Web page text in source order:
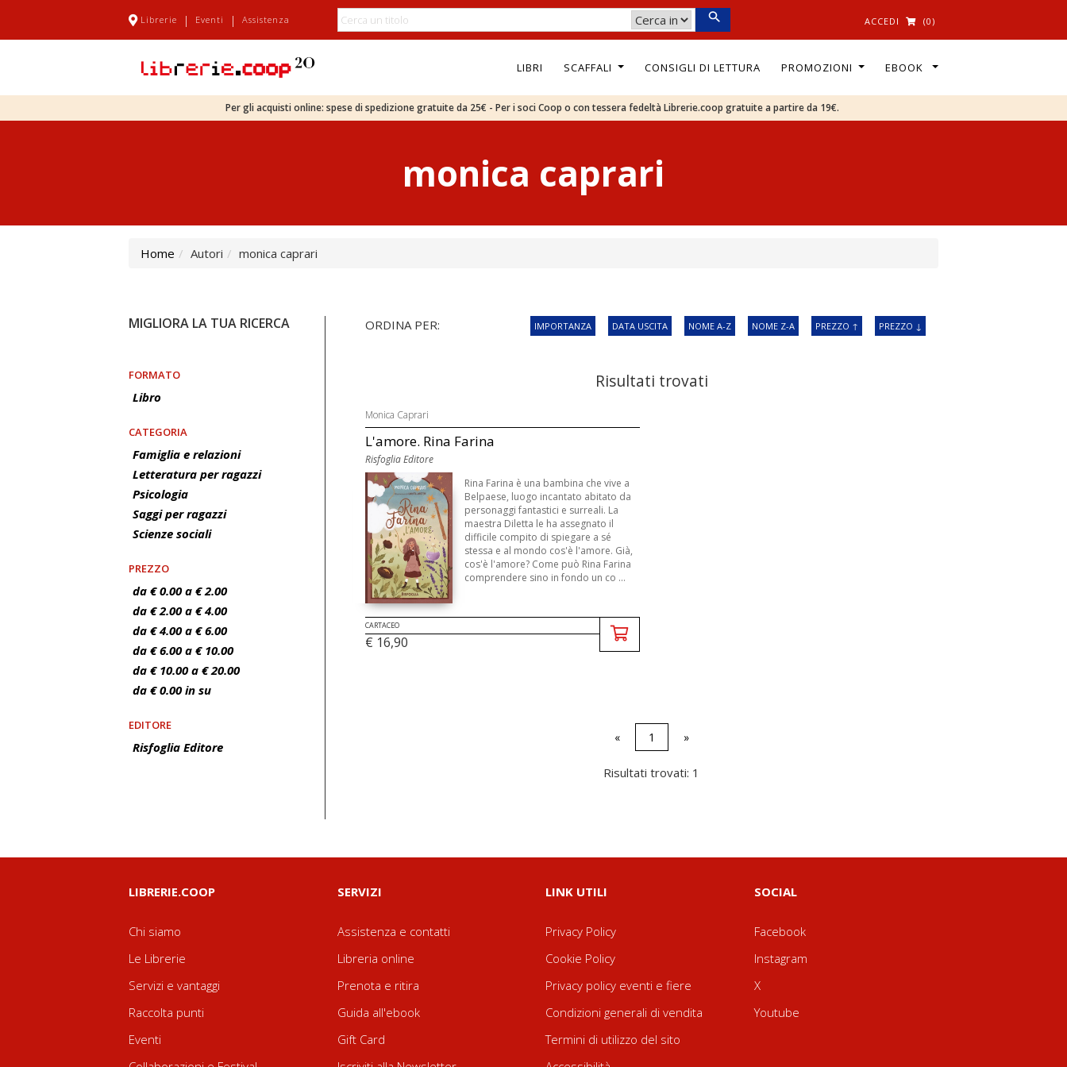
Librerie | Eventi | Assistenza ACCEDI (0)
LIBRI SCAFFALI CONSIGLI DI LETTURA PROMOZIONI EBOOK
Per gli acquisti online: spese di spedizione gratuite da 25€ - Per i soci Coop o con tessera fedeltà Librerie.coop gratuite a partire da 19€.
monica caprari
Home Autori monica caprari
MIGLIORA LA TUA RICERCA
FORMATO
Libro
CATEGORIA
Famiglia e relazioni
Letteratura per ragazzi
Psicologia
Saggi per ragazzi
Scienze sociali
PREZZO
da € 0.00 a € 2.00
da € 2.00 a € 4.00
da € 4.00 a € 6.00
da € 6.00 a € 10.00
da € 10.00 a € 20.00
da € 0.00 in su
EDITORE
Risfoglia Editore
ORDINA PER: IMPORTANZA DATA USCITA NOME A-Z NOME Z-A PREZZO ↑ PREZZO ↓
Risultati trovati
Monica Caprari
L'amore. Rina Farina
Risfoglia Editore
Rina Farina è una bambina che vive a
Belpaese, luogo incantato abitato da
personaggi fantastici e surreali. La
maestra Diletta le ha assegnato il
difficile compito di spiegare a sé
stessa e al mondo cos'è l'amore. Già,
cos'è l'amore? Come può Rina Farina
comprendere sino in fondo un co ...
CARTACEO
€ 16,90
« 1 »
Risultati trovati: 1
LIBRERIE.COOP
Chi siamo
Le Librerie
Servizi e vantaggi
Raccolta punti
Eventi
SERVIZI
Assistenza e contatti
Libreria online
Prenota e ritira
Guida all'ebook
Gift Card
LINK UTILI
Privacy Policy
Cookie Policy
Privacy policy eventi e fiere
Condizioni generali di vendita
Termini di utilizzo del sito
SOCIAL
Facebook
Instagram
X
Youtube